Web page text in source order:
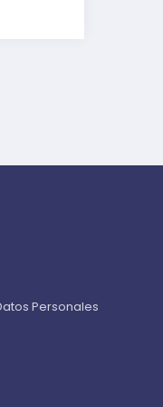
Personales